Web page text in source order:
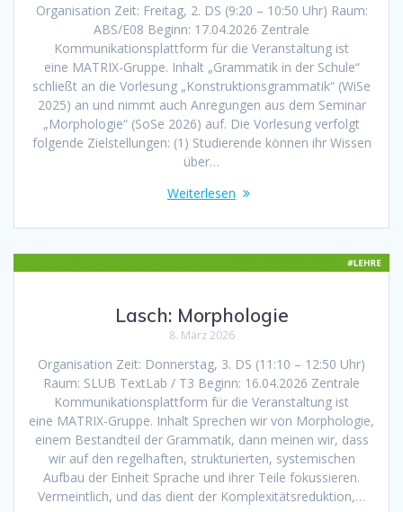
Organisation Zeit: Freitag, 2. DS (9:20 – 10:50 Uhr) Raum:
ABS/E08 Beginn: 17.04.2026 Zentrale
Kommunikationsplattform für die Veranstaltung ist
eine MATRIX-Gruppe. Inhalt „Grammatik in der Schule“
schließt an die Vorlesung „Konstruktionsgrammatik“ (WiSe
2025) an und nimmt auch Anregungen aus dem Seminar
„Morphologie“ (SoSe 2026) auf. Die Vorlesung verfolgt
folgende Zielstellungen: (1) Studierende können ihr Wissen
über…
Weiterlesen
Lasch: Morphologie
8. März 2026
Organisation Zeit: Donnerstag, 3. DS (11:10 – 12:50 Uhr)
Raum: SLUB TextLab / T3 Beginn: 16.04.2026 Zentrale
Kommunikationsplattform für die Veranstaltung ist
eine MATRIX-Gruppe. Inhalt Sprechen wir von Morphologie,
einem Bestandteil der Grammatik, dann meinen wir, dass
wir auf den regelhaften, strukturierten, systemischen
Aufbau der Einheit Sprache und ihrer Teile fokussieren.
Vermeintlich, und das dient der Komplexitätsreduktion,…